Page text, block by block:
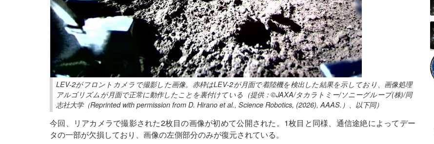
LEV-2がフロントカメラで撮影した画像。赤枠はLEV-2が月面で着陸機を検出した結果を示しており、画像処理
アルゴリズムが月面で正常に動作したことを裏付けている（提供：©JAXA/タカラトミー/ソニーグループ(株)/同
志社大学（Reprinted with permission from D. Hirano et al., Science Robotics, (2026), AAAS.）、以下同）
今回、リアカメラで撮影された2枚目の画像が初めて公開された。1枚目と同様、通信途絶によってデー
タの一部が欠損しており、画像の左側部分のみが復元されている。